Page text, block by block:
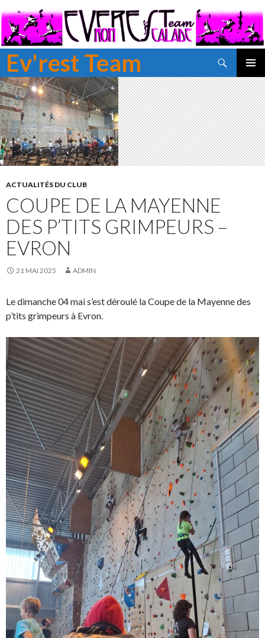
Ev'rest Team
Recherche
MENU
ALLER
AU
CONTENU
PRINCIPAL
ACTUALITÉS DU CLUB
COUPE DE LA MAYENNE
DES P’TITS GRIMPEURS –
EVRON
21 MAI 2025 ADMIN
Le dimanche 04 mai s’est déroulé la Coupe de la Mayenne des
p’tits grimpeurs à Evron.